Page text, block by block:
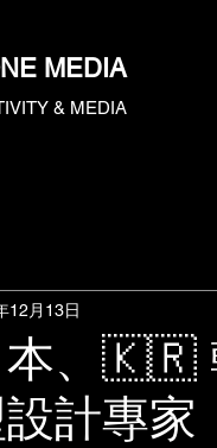
MEDIA
& MEDIA
、🇰🇷
計專家
12月13日